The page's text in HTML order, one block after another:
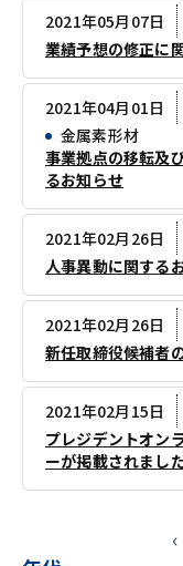
2021年05月07日
業績予想の修正に
2021年04月01日
金属素形材
事業拠点の移転及
るお知らせ
2021年02月26日
人事異動に関する
2021年02月26日
新任取締役候補者
2021年02月15日
プレジデントオン
ーが掲載されまし
‹